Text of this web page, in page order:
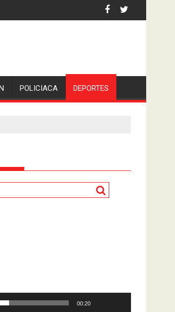
Avisack Douglas.
POLICIACA DEPORTES
00:20